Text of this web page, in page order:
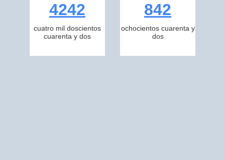
4242
cuatro mil doscientos
cuarenta y dos
842
ochocientos cuarenta y
dos